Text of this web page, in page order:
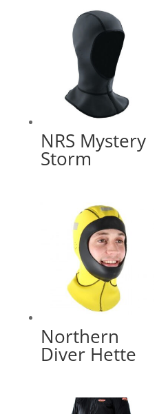
NRS Mystery
Storm
Northern
Diver Hette